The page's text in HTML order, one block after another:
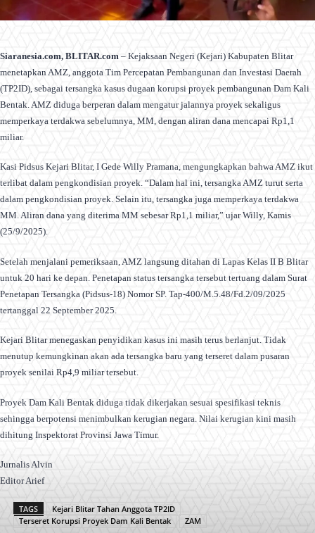
Siaranesia.com, BLITAR.com – Kejaksaan Negeri (Kejari) Kabupaten Blitar
menetapkan AMZ, anggota Tim Percepatan Pembangunan dan Investasi Daerah
(TP2ID), sebagai tersangka kasus dugaan korupsi proyek pembangunan Dam Kali
Bentak. AMZ diduga berperan dalam mengatur jalannya proyek sekaligus
memperkaya terdakwa sebelumnya, MM, dengan aliran dana mencapai Rp1,1
miliar.
Kasi Pidsus Kejari Blitar, I Gede Willy Pramana, mengungkapkan bahwa AMZ ikut
terlibat dalam pengkondisian proyek. “Dalam hal ini, tersangka AMZ turut serta
dalam pengkondisian proyek. Selain itu, tersangka juga memperkaya terdakwa
MM. Aliran dana yang diterima MM sebesar Rp1,1 miliar,” ujar Willy, Kamis
(25/9/2025).
Setelah menjalani pemeriksaan, AMZ langsung ditahan di Lapas Kelas II B Blitar
untuk 20 hari ke depan. Penetapan status tersangka tersebut tertuang dalam Surat
Penetapan Tersangka (Pidsus-18) Nomor SP. Tap-400/M.5.48/Fd.2/09/2025
tertanggal 22 September 2025.
Kejari Blitar menegaskan penyidikan kasus ini masih terus berlanjut. Tidak
menutup kemungkinan akan ada tersangka baru yang terseret dalam pusaran
proyek senilai Rp4,9 miliar tersebut.
Proyek Dam Kali Bentak diduga tidak dikerjakan sesuai spesifikasi teknis
sehingga berpotensi menimbulkan kerugian negara. Nilai kerugian kini masih
dihitung Inspektorat Provinsi Jawa Timur.
Jurnalis Alvin
Editor Arief
TAGS
Kejari Blitar Tahan Anggota TP2ID
Terseret Korupsi Proyek Dam Kali Bentak
ZAM